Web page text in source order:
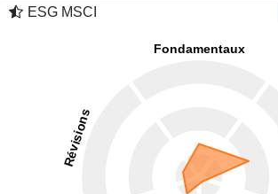
ESG MSCI